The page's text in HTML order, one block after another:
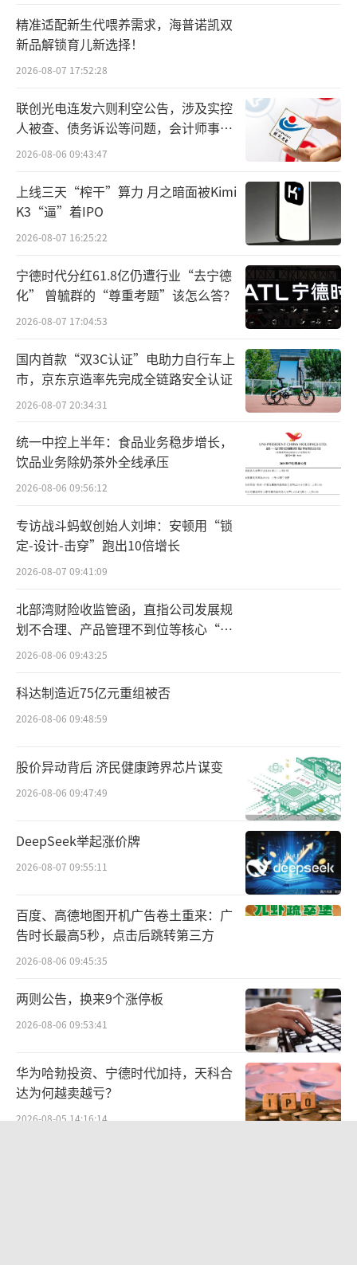
数据显示，2023年中国智能手机市场总体
大品牌分别为苹果、vivo、OPPO、荣耀和小
米，其中仅有苹果实现了1%的同比增长。不
过，手机厂商之间的份额差距不大，这也意味
着中国市场竞争激烈且胶着。
作为主营业务，销量下滑对手机厂商们的
小米智能手机收入1575亿元，同比2022年下降
5.8%，从而导致集团整体营收同比下降3.2%。
（详情见：雷军熬过黑夜，寄望小米SU7成为
及时雨）
小米集团2023年财报
小米集团总裁卢伟冰在财报会议上对手机
业绩进行了分析，他表示中国市场销量虽然下
滑，但ASP（平均售价）同比增长19%，这个
币193亿元，同比增长126.3%）。
华为方面，财报显示2023年终端业务销售
收入2515亿元人民币，同比增长17.3%。华为
方面没有公开手机的具体销量，参考第三方机
构的数据来看，2023Q4华为手机激活量约为11
46万台，同比增长79.3%，应该是得益于Mate
60系列的上市。
虽然苹果近年来鲜有创新，但iPhone的优
点是成熟的设计和系统，以及A系列芯片优异的
性能，再加上目前iPhone每一代细分为四个版
本，覆盖4000+至1万元的价格段，在高端市场
依然是老大。不过，苹果财报显示其2023年总
营收和归母净利润双双下滑，分别为3800亿美
元和969.95亿美元，同比下降2.8%和2.81%，
精准适配新生代喂养需求，海普诺凯双
新品解锁育儿新选择！
2026-08-07 17:52:28
联创光电连发六则利空公告，涉及实控
人被查、债务诉讼等问题，会计师事务
所曾出具“保留意见”
2026-08-06 09:43:47
上线三天“榨干”算力 月之暗面被Kimi
K3“逼”着IPO
2026-08-07 16:25:22
宁德时代分红61.8亿仍遭行业“去宁德
化” 曾毓群的“尊重考题”该怎么答？
2026-08-07 17:04:53
国内首款“双3C认证”电助力自行车上
市，京东京造率先完成全链路安全认证
2026-08-07 20:34:31
统一中控上半年：食品业务稳步增长，
饮品业务除奶茶外全线承压
2026-08-06 09:56:12
专访战斗蚂蚁创始人刘坤：安顿用“锁
定-设计-击穿”跑出10倍增长
2026-08-07 09:41:09
北部湾财险收监管函，直指公司发展规
划不合理、产品管理不到位等核心“痛
点”
2026-08-06 09:43:25
科达制造近75亿元重组被否
2026-08-06 09:48:59
股价异动背后 济民健康跨界芯片谋变
2026-08-06 09:47:49
DeepSeek举起涨价牌
2026-08-07 09:55:11
百度、高德地图开机广告卷土重来：广
告时长最高5秒，点击后跳转第三方
2026-08-06 09:45:35
两则公告，换来9个涨停板
2026-08-06 09:53:41
华为哈勃投资、宁德时代加持，天科合
达为何越卖越亏？
2026-08-05 14:16:14